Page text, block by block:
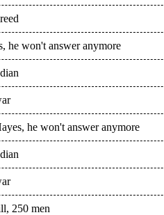
he won't answer anymore
he won't answer anymore
250 men